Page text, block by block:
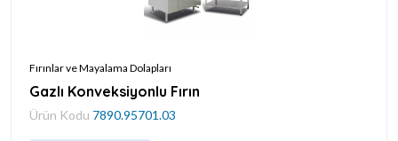
Fırınlar ve Mayalama Dolapları
Gazlı Konveksiyonlu Fırın
Ürün Kodu 7890.95701.03